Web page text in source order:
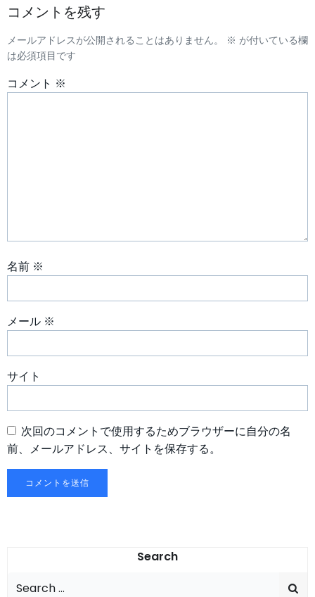
ビ
ゲ
ー
コメントを残す
メールアドレスが公開されることはありません。 ※ が付いている欄
は必須項目です
コメント ※
名前 ※
メール ※
サイト
次回のコメントで使用するためブラウザーに自分の名
前、メールアドレス、サイトを保存する。
Search
Search